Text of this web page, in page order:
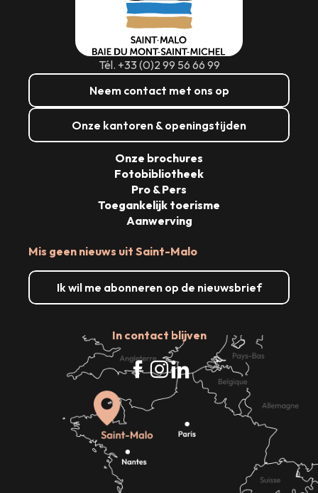
Tél. +33 (0)2 99 56 66 99
Neem contact met ons op
Onze kantoren & openingstijden
Mis geen nieuws uit Saint-Malo
Ik wil me abonneren op de nieuwsbrief
In contact blijven
Onze brochures
Fotobibliotheek
Pro & Pers
Toegankelijk toerisme
Aanwerving